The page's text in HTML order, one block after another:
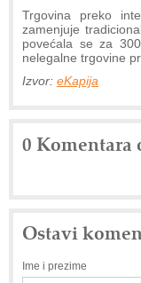
Trgovina preko
zamenjuje
povećala se za
nelegalne trgovine
Izvor: eKapija
0 Komentara
Ostavi
Ime i prezime